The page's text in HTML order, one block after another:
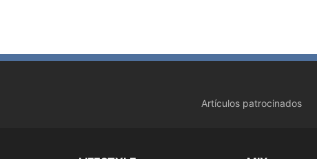
Artículos patrocinados